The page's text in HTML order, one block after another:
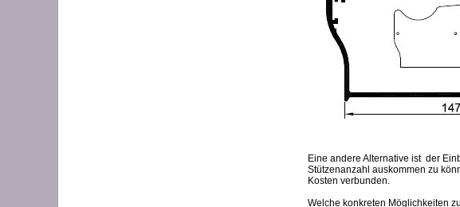
Eine andere Alternative ist der
Stützenanzahl auskommen zu
Kosten verbunden.
Welche konkreten Möglichkeiten